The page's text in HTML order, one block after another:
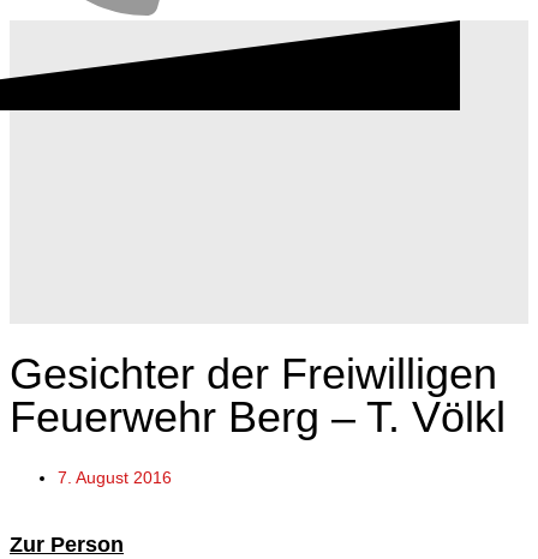
Gesichter der Freiwilligen
Feuerwehr Berg – T. Völkl
7. August 2016
Zur Person